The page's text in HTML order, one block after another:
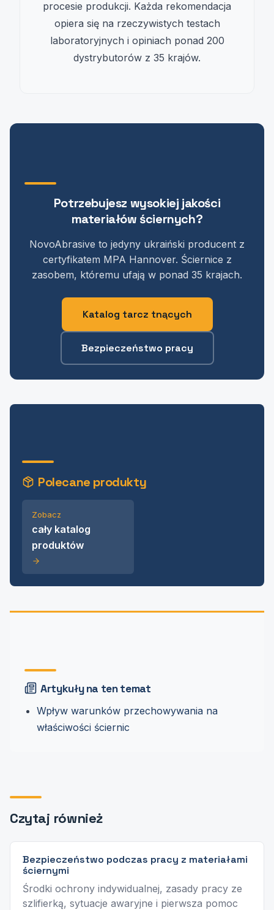
procesie produkcji. Każda rekomendacja
opiera się na rzeczywistych testach
laboratoryjnych i opiniach ponad 200
dystrybutorów z 35 krajów.
Potrzebujesz wysokiej jakości
materiałów ściernych?
NovoAbrasive to jedyny ukraiński producent z
certyfikatem MPA Hannover. Ściernice z
zasobem, któremu ufają w ponad 35 krajach.
Katalog tarcz tnących
Bezpieczeństwo pracy
Polecane produkty
Zobacz
cały katalog
produktów
Artykuły na ten temat
Wpływ warunków przechowywania na
właściwości ściernic
Czytaj również
Bezpieczeństwo podczas pracy z materiałami
ściernymi
Środki ochrony indywidualnej, zasady pracy ze
szlifierką, sytuacje awaryjne i pierwsza pomoc